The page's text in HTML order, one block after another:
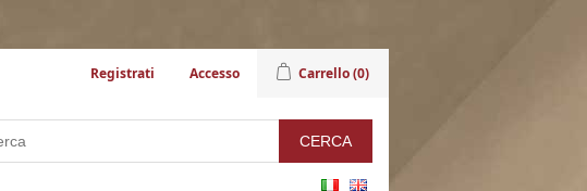
Registrati Accesso Carrello(0)